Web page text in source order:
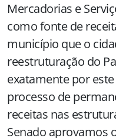
Mercadorias e
como fonte de
município que o
reestruturação do
exatamente por
processo de
receitas nas
Senado aprovamos